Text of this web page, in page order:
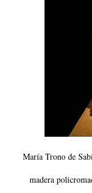
María Trono de
madera